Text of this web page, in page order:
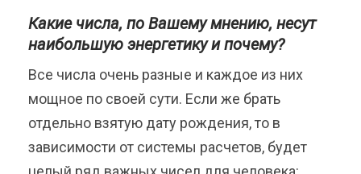
Какие числа, по Вашему мнению, несут
наибольшую энергетику и почему?
Все числа очень разные и каждое из них
мощное по своей сути. Если же брать
отдельно взятую дату рождения, то в
зависимости от системы расчетов, будет